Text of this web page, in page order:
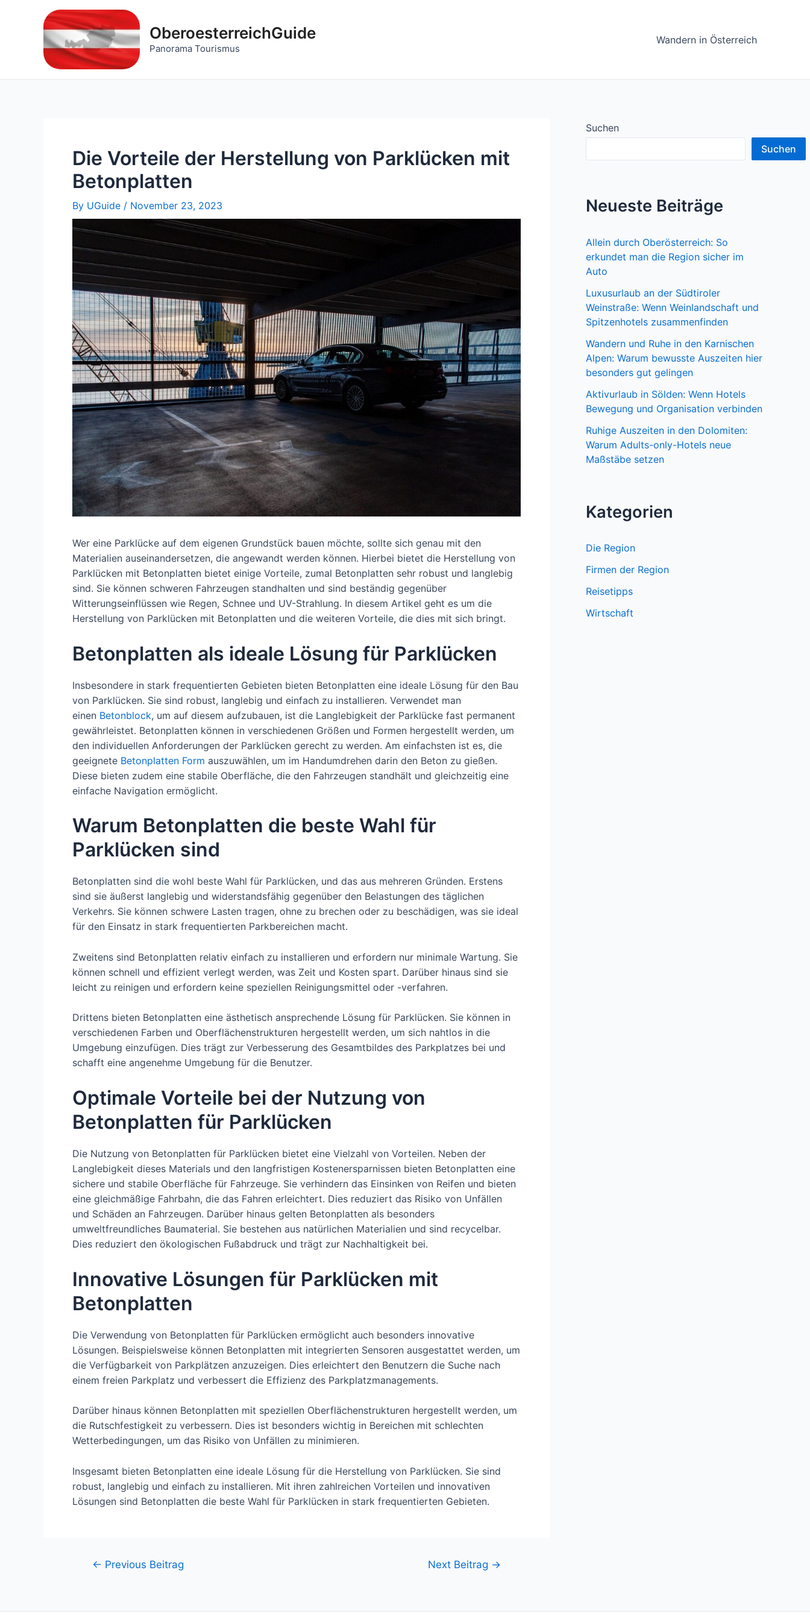
OberoesterreichGuide
Panorama Tourismus
Wandern in Österreich
Die Vorteile der Herstellung von Parklücken mit
Betonplatten
By UGuide / November 23, 2023
Wer eine Parklücke auf dem eigenen Grundstück bauen möchte, sollte sich genau mit den
Materialien auseinandersetzen, die angewandt werden können. Hierbei bietet die Herstellung von
Parklücken mit Betonplatten bietet einige Vorteile, zumal Betonplatten sehr robust und langlebig
sind. Sie können schweren Fahrzeugen standhalten und sind beständig gegenüber
Witterungseinflüssen wie Regen, Schnee und UV-Strahlung. In diesem Artikel geht es um die
Herstellung von Parklücken mit Betonplatten und die weiteren Vorteile, die dies mit sich bringt.
Betonplatten als ideale Lösung für Parklücken
Insbesondere in stark frequentierten Gebieten bieten Betonplatten eine ideale Lösung für den Bau
von Parklücken. Sie sind robust, langlebig und einfach zu installieren. Verwendet man
einen Betonblock, um auf diesem aufzubauen, ist die Langlebigkeit der Parklücke fast permanent
gewährleistet. Betonplatten können in verschiedenen Größen und Formen hergestellt werden, um
den individuellen Anforderungen der Parklücken gerecht zu werden. Am einfachsten ist es, die
geeignete Betonplatten Form auszuwählen, um im Handumdrehen darin den Beton zu gießen.
Diese bieten zudem eine stabile Oberfläche, die den Fahrzeugen standhält und gleichzeitig eine
einfache Navigation ermöglicht.
Warum Betonplatten die beste Wahl für
Parklücken sind
Betonplatten sind die wohl beste Wahl für Parklücken, und das aus mehreren Gründen. Erstens
sind sie äußerst langlebig und widerstandsfähig gegenüber den Belastungen des täglichen
Verkehrs. Sie können schwere Lasten tragen, ohne zu brechen oder zu beschädigen, was sie ideal
für den Einsatz in stark frequentierten Parkbereichen macht.
Zweitens sind Betonplatten relativ einfach zu installieren und erfordern nur minimale Wartung. Sie
können schnell und effizient verlegt werden, was Zeit und Kosten spart. Darüber hinaus sind sie
leicht zu reinigen und erfordern keine speziellen Reinigungsmittel oder -verfahren.
Drittens bieten Betonplatten eine ästhetisch ansprechende Lösung für Parklücken. Sie können in
verschiedenen Farben und Oberflächenstrukturen hergestellt werden, um sich nahtlos in die
Umgebung einzufügen. Dies trägt zur Verbesserung des Gesamtbildes des Parkplatzes bei und
schafft eine angenehme Umgebung für die Benutzer.
Optimale Vorteile bei der Nutzung von
Betonplatten für Parklücken
Die Nutzung von Betonplatten für Parklücken bietet eine Vielzahl von Vorteilen. Neben der
Langlebigkeit dieses Materials und den langfristigen Kostenersparnissen bieten Betonplatten eine
sichere und stabile Oberfläche für Fahrzeuge. Sie verhindern das Einsinken von Reifen und bieten
eine gleichmäßige Fahrbahn, die das Fahren erleichtert. Dies reduziert das Risiko von Unfällen
und Schäden an Fahrzeugen. Darüber hinaus gelten Betonplatten als besonders
umweltfreundliches Baumaterial. Sie bestehen aus natürlichen Materialien und sind recycelbar.
Dies reduziert den ökologischen Fußabdruck und trägt zur Nachhaltigkeit bei.
Innovative Lösungen für Parklücken mit
Betonplatten
Die Verwendung von Betonplatten für Parklücken ermöglicht auch besonders innovative
Lösungen. Beispielsweise können Betonplatten mit integrierten Sensoren ausgestattet werden, um
die Verfügbarkeit von Parkplätzen anzuzeigen. Dies erleichtert den Benutzern die Suche nach
einem freien Parkplatz und verbessert die Effizienz des Parkplatzmanagements.
Darüber hinaus können Betonplatten mit speziellen Oberflächenstrukturen hergestellt werden, um
die Rutschfestigkeit zu verbessern. Dies ist besonders wichtig in Bereichen mit schlechten
Wetterbedingungen, um das Risiko von Unfällen zu minimieren.
Insgesamt bieten Betonplatten eine ideale Lösung für die Herstellung von Parklücken. Sie sind
robust, langlebig und einfach zu installieren. Mit ihren zahlreichen Vorteilen und innovativen
Lösungen sind Betonplatten die beste Wahl für Parklücken in stark frequentierten Gebieten.
Beitragsnavigation
← Previous Beitrag Next Beitrag →
Suchen
Suchen
Neueste Beiträge
Allein durch Oberösterreich: So
erkundet man die Region sicher im
Auto
Luxusurlaub an der Südtiroler
Weinstraße: Wenn Weinlandschaft und
Spitzenhotels zusammenfinden
Wandern und Ruhe in den Karnischen
Alpen: Warum bewusste Auszeiten hier
besonders gut gelingen
Aktivurlaub in Sölden: Wenn Hotels
Bewegung und Organisation verbinden
Ruhige Auszeiten in den Dolomiten:
Warum Adults-only-Hotels neue
Maßstäbe setzen
Kategorien
Die Region
Firmen der Region
Reisetipps
Wirtschaft